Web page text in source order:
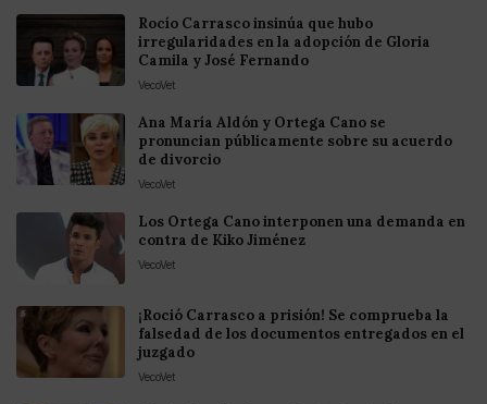
Rocío Carrasco insinúa que hubo
irregularidades en la adopción de Gloria
Camila y José Fernando
VecoVet
Ana María Aldón y Ortega Cano se
pronuncian públicamente sobre su acuerdo
de divorcio
VecoVet
Los Ortega Cano interponen una demanda en
contra de Kiko Jiménez
VecoVet
¡Roció Carrasco a prisión! Se comprueba la
falsedad de los documentos entregados en el
juzgado
VecoVet